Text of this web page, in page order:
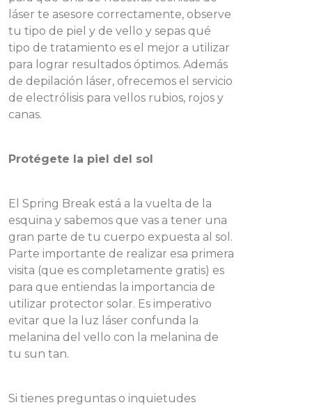
láser te asesore correctamente, observe
tu tipo de piel y de vello y sepas qué
tipo de tratamiento es el mejor a utilizar
para lograr resultados óptimos. Además
de depilación láser, ofrecemos el servicio
de electrólisis para vellos rubios, rojos y
canas.
Protégete la piel del sol
El Spring Break está a la vuelta de la
esquina y sabemos que vas a tener una
gran parte de tu cuerpo expuesta al sol.
Parte importante de realizar esa primera
visita (que es completamente gratis) es
para que entiendas la importancia de
utilizar protector solar. Es imperativo
evitar que la luz láser confunda la
melanina del vello con la melanina de
tu sun tan.
Si tienes preguntas o inquietudes